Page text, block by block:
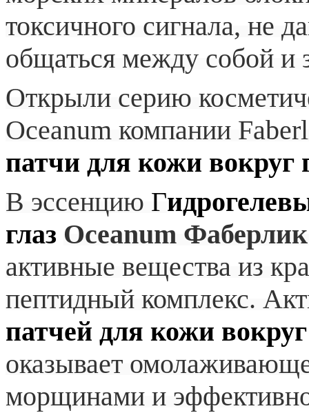
токсичного сигнала, не
общаться между собой и
Открыли серию
Oceanum компании
патчи для кожи вокруг
В эссенцию Г
глаз Oceanum Фаберлик
активные вещества из
пептидный комплекс.
патчей для кожи
оказывает
морщинами и